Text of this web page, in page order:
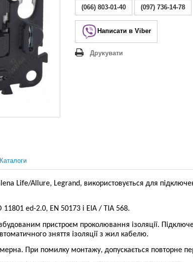
(066) 803-01-40 (097) 736-14-78
Написати в Viber
Друкувати
Каталоги
Life/Allure, Legrand, використовується для
11801 ed-2.0, EN 50173 і EIA / TIA 568.
пристроєм проколювання ізоляції.
зняття ізоляції з жил кабелю.
При помилку монтажу, допускається повторне